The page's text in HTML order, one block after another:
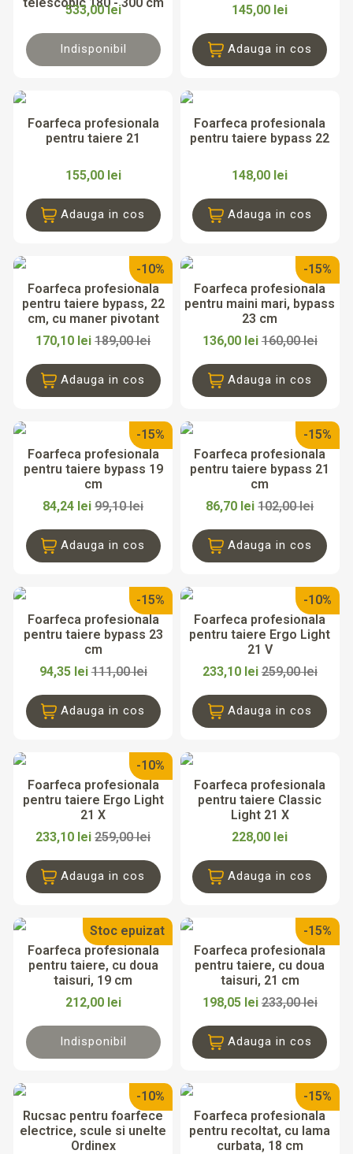
533,00 lei
Indisponibil
145,00 lei
Adauga in cos
Foarfeca profesionala
pentru taiere 21
155,00 lei
Adauga in cos
Foarfeca profesionala
pentru taiere bypass 22
148,00 lei
Adauga in cos
Foarfeca profesionala
pentru taiere bypass, 22
cm, cu maner pivotant
170,10 lei189,00 lei
-10%
Adauga in cos
Foarfeca profesionala
pentru maini mari, bypass
23 cm
136,00 lei160,00 lei
-15%
Adauga in cos
Foarfeca profesionala
pentru taiere bypass 19
cm
84,24 lei99,10 lei
-15%
Adauga in cos
Foarfeca profesionala
pentru taiere bypass 21
cm
86,70 lei102,00 lei
-15%
Adauga in cos
Foarfeca profesionala
pentru taiere bypass 23
cm
94,35 lei111,00 lei
-15%
Adauga in cos
Foarfeca profesionala
pentru taiere Ergo Light
21 V
233,10 lei259,00 lei
-10%
Adauga in cos
Foarfeca profesionala
pentru taiere Ergo Light
21 X
233,10 lei259,00 lei
-10%
Adauga in cos
Foarfeca profesionala
pentru taiere Classic
Light 21 X
228,00 lei
Adauga in cos
Foarfeca profesionala
pentru taiere, cu doua
taisuri, 19 cm
212,00 lei
Stoc epuizat
Indisponibil
Foarfeca profesionala
pentru taiere, cu doua
taisuri, 21 cm
198,05 lei233,00 lei
-15%
Adauga in cos
Rucsac pentru foarfece
electrice, scule si unelte
Ordinex
-10%
Foarfeca profesionala
pentru recoltat, cu lama
curbata, 18 cm
-15%